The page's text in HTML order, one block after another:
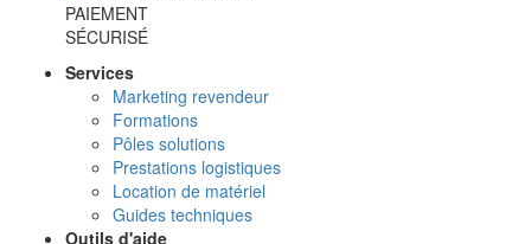
PAIEMENT
SÉCURISÉ
Services
Marketing revendeur
Formations
Pôles solutions
Prestations logistiques
Location de matériel
Guides techniques
Outils d'aide